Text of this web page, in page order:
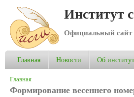
Институт
Официальный сайт
Главная Новости Об
Вы здесь
Главная
Формирование весеннего